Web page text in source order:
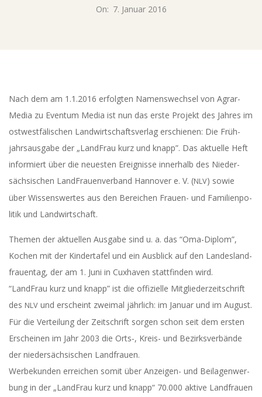
M
E
D
A
On: 7. Januar 2016
Nach dem am 1.1.2016 erfolg­ten Namens­wech­sel von Agrar-
Media zu Even­tum Media ist nun das ers­te Pro­jekt des Jah­res im
ost­west­fä­li­schen Land­wirt­schafts­ver­lag erschie­nen: Die Früh­
jahrs­aus­ga­be der „Land­Frau kurz und knapp”. Das aktu­el­le Heft
infor­miert über die neu­es­ten Ereig­nis­se inner­halb des Nie­der­
säch­si­schen Land­Frau­en­ver­band Han­no­ver e. V. (NLV) sowie
über Wis­sens­wer­tes aus den Berei­chen Frau­en- und Fami­li­en­po­
li­tik und Landwirtschaft.
The­men der aktu­el­len Aus­ga­be sind u. a. das “Oma-Diplom”,
Kochen mit der Kin­der­ta­fel und ein Aus­blick auf den Lan­des­land­
frau­en­tag, der am 1. Juni in Cux­ha­ven statt­fin­den wird.
“Land­Frau kurz und knapp” ist die offi­zi­el­le Mit­glie­der­zeit­schrift
des NLV und erscheint zwei­mal jähr­lich: im Janu­ar und im August.
Für die Ver­tei­lung der Zeit­schrift sor­gen schon seit dem ers­ten
Erschei­nen im Jahr 2003 die Orts‑, Kreis- und Bezirks­ver­bän­de
der nie­der­säch­si­schen Landfrauen.
Wer­be­kun­den errei­chen somit über Anzei­gen- und Bei­la­gen­wer­
bung in der „Land­Frau kurz und knapp“ 70.000 akti­ve Land­frau­en